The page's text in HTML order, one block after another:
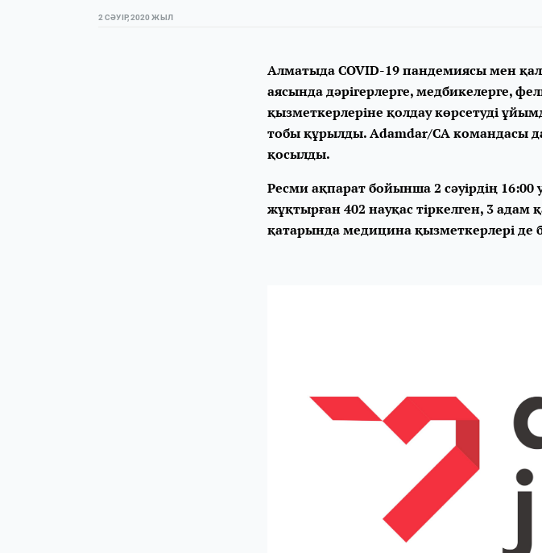
2 СӘУІР, 2020 ЖЫЛ
Алматыда COVID-19 пандемиясы мен
аясында дәрігерлерге, медбикелерге,
қызметкерлеріне қолдау көрсетуді
тобы құрылды. Adamdar/CA командасы
қосылды.
Ресми ақпарат бойынша 2 сәуірдің
жұқтырған 402 науқас тіркелген, 3
қатарында медицина қызметкерлері де